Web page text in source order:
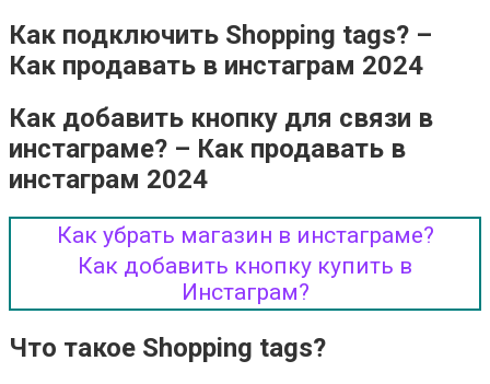
Как подключить Shopping tags? –
Как продавать в инстаграм 2024
Как добавить кнопку для связи в
инстаграме? – Как продавать в
инстаграм 2024
Как убрать магазин в инстаграме?
Как добавить кнопку купить в
Инстаграм?
Что такое Shopping tags?